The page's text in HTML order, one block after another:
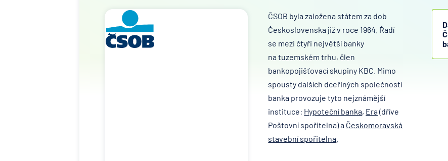
ČSOB byla založena státem za dob
Československa již v roce 1964. Řadí
se mezi čtyři největší banky
na tuzemském trhu, člen
bankopojišťovací skupiny KBC. Mimo
spousty dalších dceřiných společností
banka provozuje tyto nejznámější
instituce: Hypoteční banka, Era (dříve
Poštovní spořitelna) a Českomoravská
stavební spořitelna